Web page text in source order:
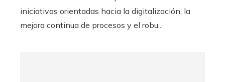
iniciativas orientadas hacia la digitalización, la
mejora continua de procesos y el robu...